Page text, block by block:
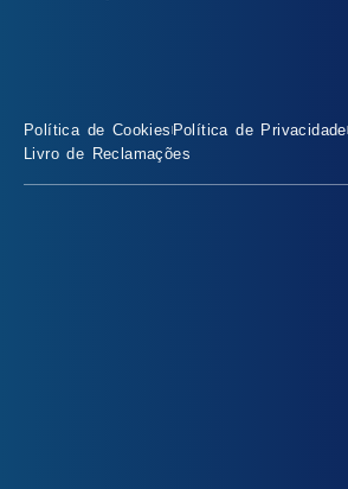
Política de CookiesPolítica de Privacidade
Livro de Reclamações